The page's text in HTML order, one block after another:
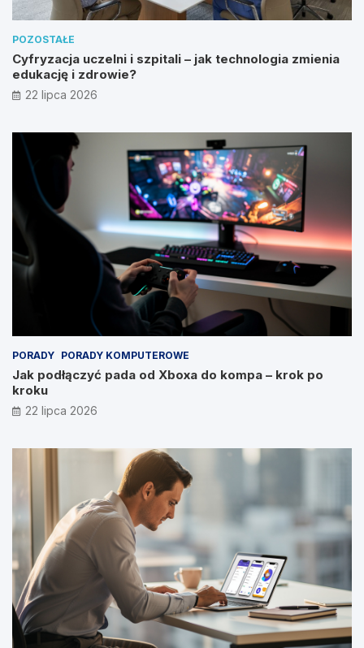
POZOSTAŁE
Cyfryzacja uczelni i szpitali – jak technologia zmienia
edukację i zdrowie?
22 lipca 2026
PORADY PORADY KOMPUTEROWE
Jak podłączyć pada od Xboxa do kompa – krok po
kroku
22 lipca 2026